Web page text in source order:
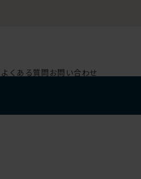
よくある質問お問い合わせ